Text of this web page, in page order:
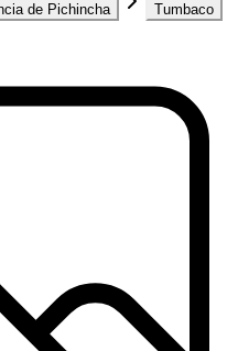
de Pichincha Tumbaco